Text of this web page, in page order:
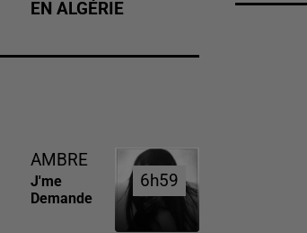
EN ALGÉRIE
AMBRE
J'me
Demande
6h59
6h59